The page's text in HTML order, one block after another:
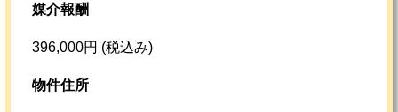
媒介報酬
396,000円 (税込み)
物件住所